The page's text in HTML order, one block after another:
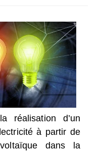
réalisation d’un
à partir de
dans la